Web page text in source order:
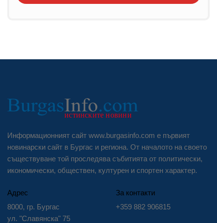
Информационният сайт www.burgasinfo.com е първият
новинарски сайт в Бургас и региона. От началото на своето
съществуване той проследява събитията от политически,
икономически, обществен, културен и спортен характер.
Адрес
8000, гр. Бургас
ул. "Славянска" 75
За контакти
+359 882 906815